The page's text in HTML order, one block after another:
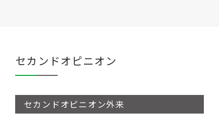
セカンドオピニオン
セカンドオピニオン外来